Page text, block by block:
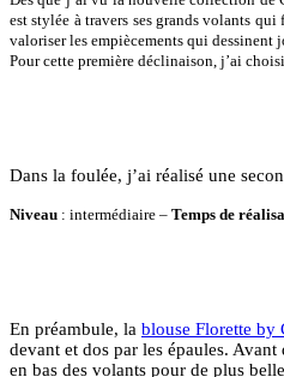
est stylée à travers ses grands volants
valoriser les empiècements qui
Pour cette première déclinaison, j’ai
Dans la foulée, j’ai réalisé une
Niveau : intermédiaire – Temps de
En préambule, la blouse Florette by
devant et dos par les épaules.
en bas des volants pour de plus